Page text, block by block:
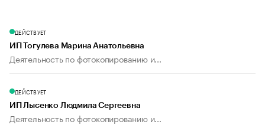
ДЕЙСТВУЕТ
ИП Тогулева Марина Анатольевна
Деятельность по фотокопированию и...
ДЕЙСТВУЕТ
ИП Лысенко Людмила Сергеевна
Деятельность по фотокопированию и...